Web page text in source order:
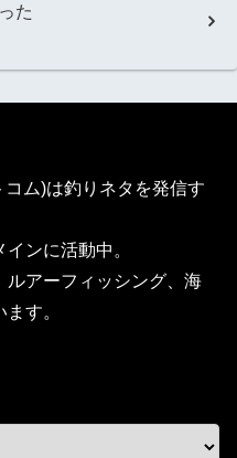
た
ム)は釣りネタを発信す
ンに活動中。
ルアーフィッシング、海
す。